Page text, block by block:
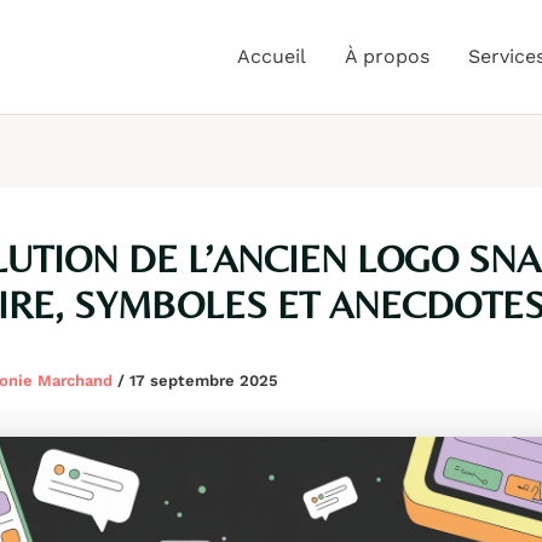
Accueil À propos
DE L’ANCIEN LOGO
SYMBOLES ET
Marchand / 17 septembre 2025